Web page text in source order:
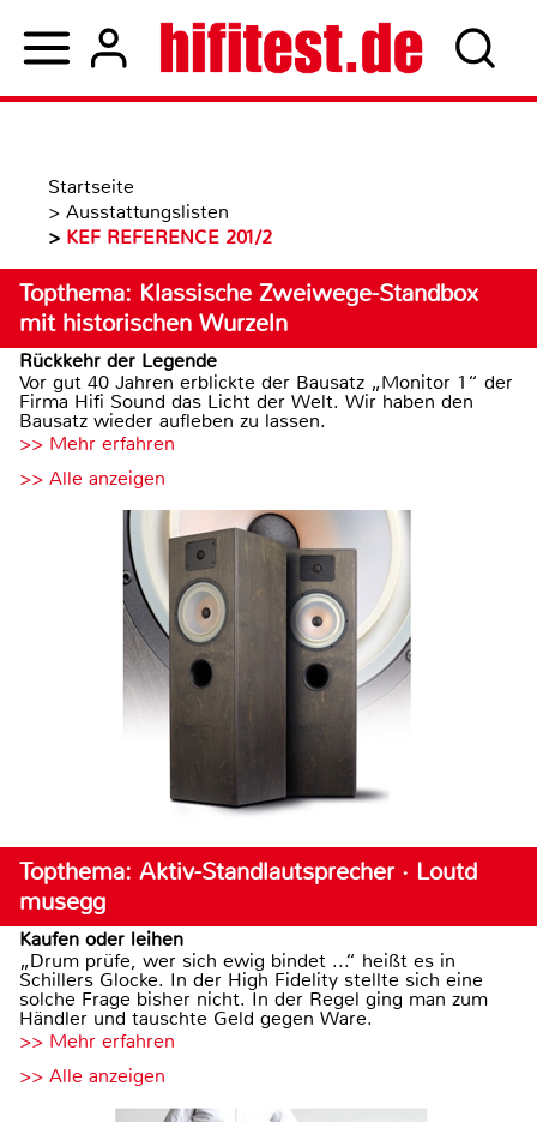
Startseite
> Ausstattungslisten
> KEF REFERENCE 201/2
Topthema: Klassische Zweiwege-Standbox
mit historischen Wurzeln
Rückkehr der Legende
Vor gut 40 Jahren erblickte der Bausatz „Monitor 1“ der
Firma Hifi Sound das Licht der Welt. Wir haben den
Bausatz wieder aufleben zu lassen.
>> Mehr erfahren
>> Alle anzeigen
Topthema: Aktiv-Standlautsprecher · Loutd
musegg
Kaufen oder leihen
„Drum prüfe, wer sich ewig bindet ...“ heißt es in
Schillers Glocke. In der High Fidelity stellte sich eine
solche Frage bisher nicht. In der Regel ging man zum
Händler und tauschte Geld gegen Ware.
>> Mehr erfahren
>> Alle anzeigen